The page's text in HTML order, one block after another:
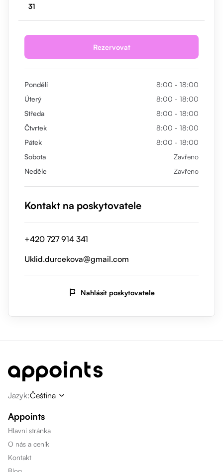
31
Rezervovat
Pondělí
8:00 - 18:00
Úterý
8:00 - 18:00
Středa
8:00 - 18:00
Čtvrtek
8:00 - 18:00
Pátek
8:00 - 18:00
Sobota
Zavřeno
Neděle
Zavřeno
Kontakt na poskytovatele
+420 727 914 341
Uklid.durcekova@gmail.com
Nahlásit poskytovatele
Jazyk:Čeština
Appoints
Hlavní stránka
O nás a ceník
Kontakt